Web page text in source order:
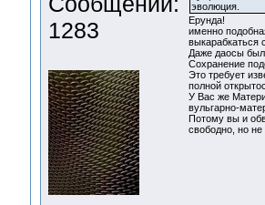
1283
эволюция.
Ерунда!
именно
выкарабкаться
Даже даосы
Сохранение
Это требует
полной
У Вас же
вульгарно-
Потому вы и
свободно, но не